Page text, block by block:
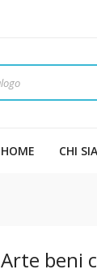
HOME CHI
Arte beni